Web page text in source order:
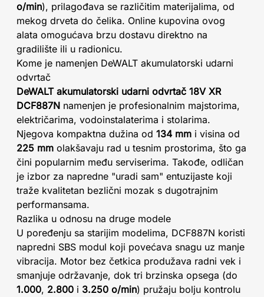
o/min), prilagođava se različitim materijalima, od
mekog drveta do čelika. Online kupovina ovog
alata omogućava brzu dostavu direktno na
gradilište ili u radionicu.
Kome je namenjen DeWALT akumulatorski udarni
odvrtač
DeWALT akumulatorski udarni odvrtač 18V XR
DCF887N namenjen je profesionalnim majstorima,
električarima, vodoinstalaterima i stolarima.
Njegova kompaktna dužina od 134 mm i visina od
225 mm olakšavaju rad u tesnim prostorima, što ga
čini popularnim među serviserima. Takođe, odličan
je izbor za napredne "uradi sam" entuzijaste koji
traže kvalitetan bezlični mozak s dugotrajnim
performansama.
Razlika u odnosu na druge modele
U poređenju sa starijim modelima, DCF887N koristi
napredni SBS modul koji povećava snagu uz manje
vibracija. Motor bez četkica produžava radni vek i
smanjuje održavanje, dok tri brzinska opsega (do
1.000, 2.800 i 3.250 o/min) pružaju bolju kontrolu